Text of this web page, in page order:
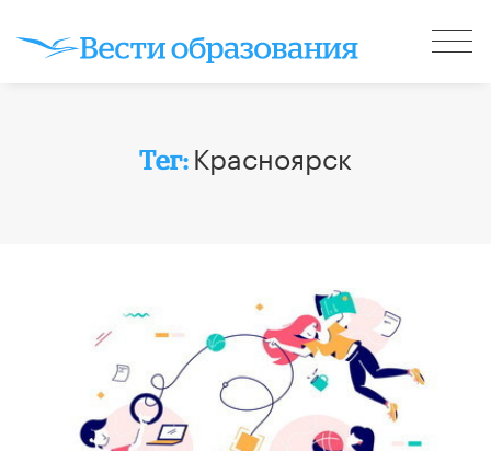
Тег: Красноярск